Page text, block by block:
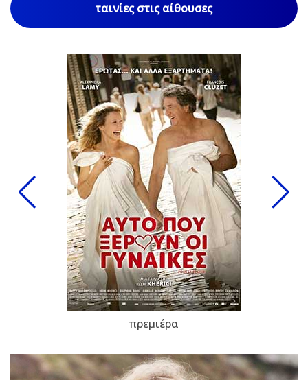
ταινίες στις αίθουσες
πρεμιέρα